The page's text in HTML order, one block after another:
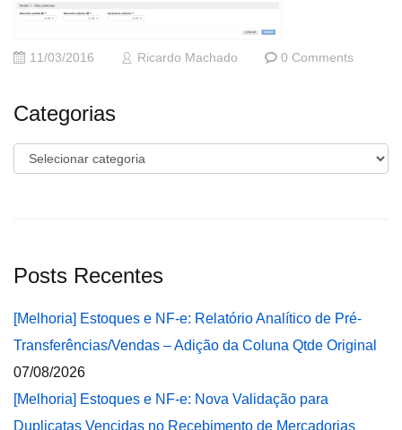
11/03/2016 Ricardo Machado 0 Comments
Categorias
Categorias
Posts Recentes
[Melhoria] Estoques e NF-e: Relatório Analítico de Pré-
Transferências/Vendas – Adição da Coluna Qtde Original
07/08/2026
[Melhoria] Estoques e NF-e: Nova Validação para
Duplicatas Vencidas no Recebimento de Mercadorias